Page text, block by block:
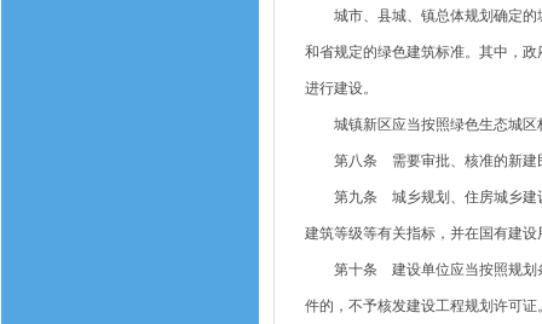
城市、县城、镇总体规划确定的
和省规定的绿色建筑标准。其中，
进行建设。
城镇新区应当按照绿色生态城区
第八条 需要审批、核准的新建民
第九条 城乡规划、住房城乡建设
建筑等级等有关指标，并在国有建
第十条 建设单位应当按照规划条
件的，不予核发建设工程规划许可证